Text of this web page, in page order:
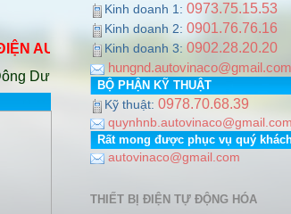
+++ http://www.auto-vina.com/
VINA Hotline 0978.706.839 /
Huyện Gia Lâm, Thành phố Hà Nội.
Kinh doanh 1: 0973.75.15.53
Kinh doanh 2: 0901.76.76.16
Kinh doanh 3: 0902.28.20.20
hungnd.autovinaco@gmail.com
BỘ PHẬN KỸ THUẬT
Kỹ thuật: 0978.70.68.39
quynhnb.autovinaco@gmail.com
Rất mong được phục vụ quý
autovinaco@gmail.com
THIẾT BỊ ĐIỆN TỰ ĐỘNG HÓA